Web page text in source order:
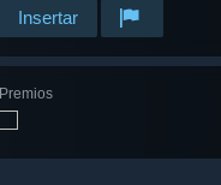
Insertar
Premios